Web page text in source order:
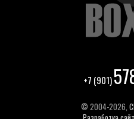
+7 (901)
© 2004-2026,